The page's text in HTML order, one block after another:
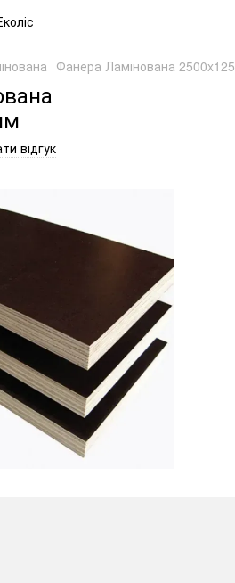
Фанера Ламінована
відгук